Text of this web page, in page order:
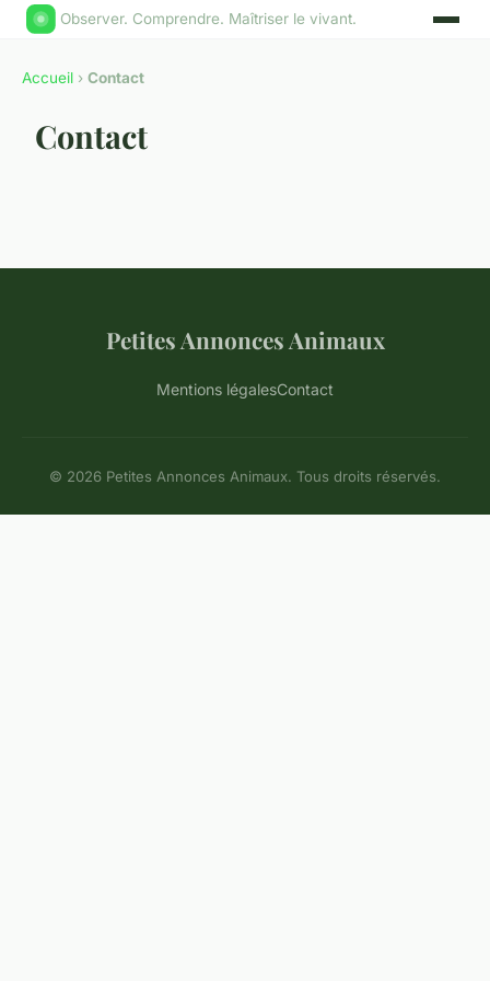
Observer. Comprendre. Maîtriser le vivant.
Accueil › Contact
Contact
Petites Annonces Animaux
Mentions légalesContact
© 2026 Petites Annonces Animaux. Tous droits réservés.